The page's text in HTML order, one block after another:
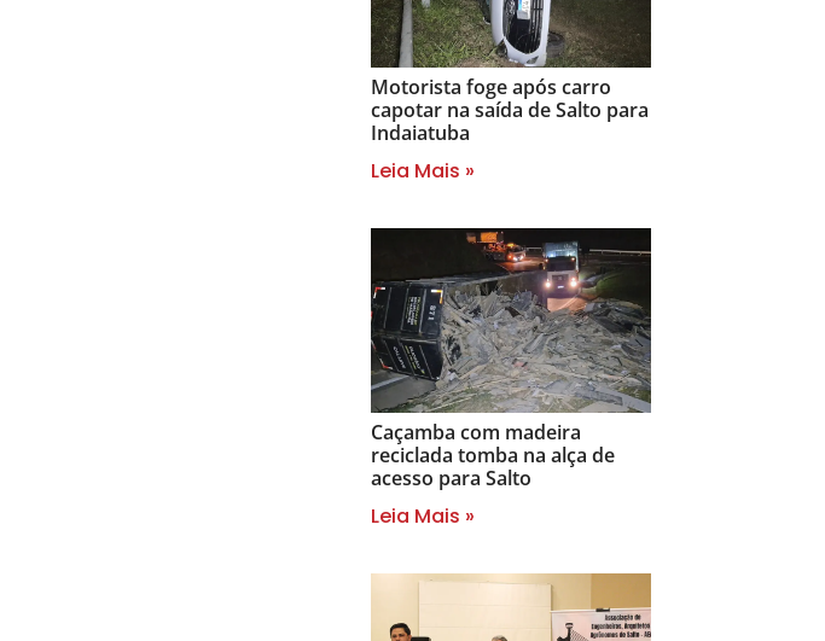
Motorista foge após carro
capotar na saída de Salto para
Indaiatuba
Leia Mais »
Caçamba com madeira
reciclada tomba na alça de
acesso para Salto
Leia Mais »